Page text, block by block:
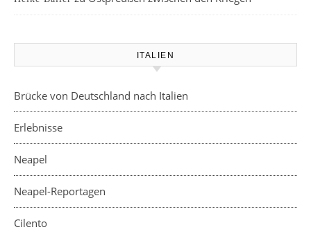
ITALIEN
Brücke von Deutschland nach Italien
Erlebnisse
Neapel
Neapel-Reportagen
Cilento